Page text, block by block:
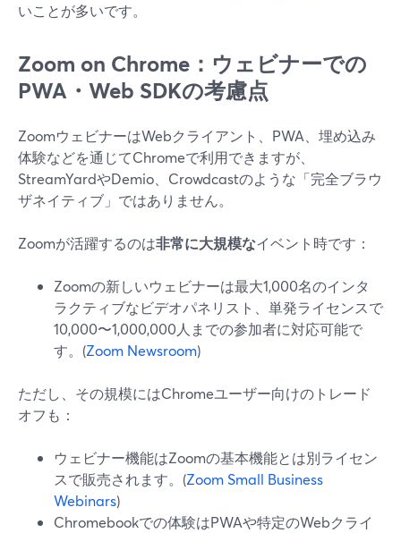
いことが多いです。
Zoom on Chrome：ウェビナーでの
PWA・Web SDKの考慮点
ZoomウェビナーはWebクライアント、PWA、埋め込み
体験などを通じてChromeで利用できますが、
StreamYardやDemio、Crowdcastのような「完全ブラウ
ザネイティブ」ではありません。
Zoomが活躍するのは非常に大規模なイベント時です：
Zoomの新しいウェビナーは最大1,000名のインタ
ラクティブなビデオパネリスト、単発ライセンスで
10,000〜1,000,000人までの参加者に対応可能で
す。(Zoom Newsroom)
ただし、その規模にはChromeユーザー向けのトレード
オフも：
ウェビナー機能はZoomの基本機能とは別ライセン
スで販売されます。(Zoom Small Business
Webinars)
Chromebookでの体験はPWAや特定のWebクライ